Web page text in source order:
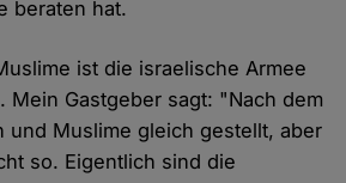
beraten hat.
ist die israelische Armee
Mein Gastgeber sagt: "Nach dem
und Muslime gleich gestellt, aber
so. Eigentlich sind die